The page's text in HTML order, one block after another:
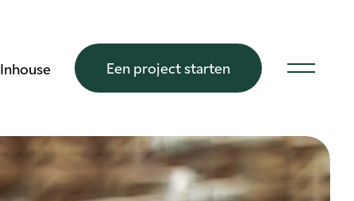
Inhouse Een project starten